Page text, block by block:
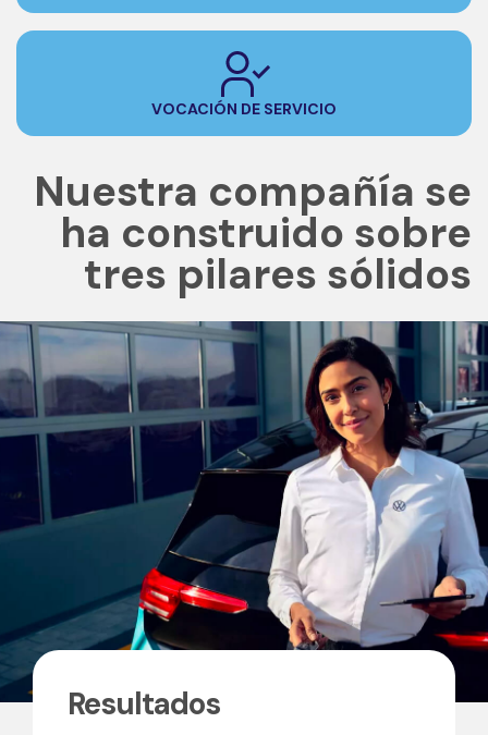
VOCACIÓN DE SERVICIO
Nuestra compañía se
ha construido sobre
tres pilares sólidos
Resultados